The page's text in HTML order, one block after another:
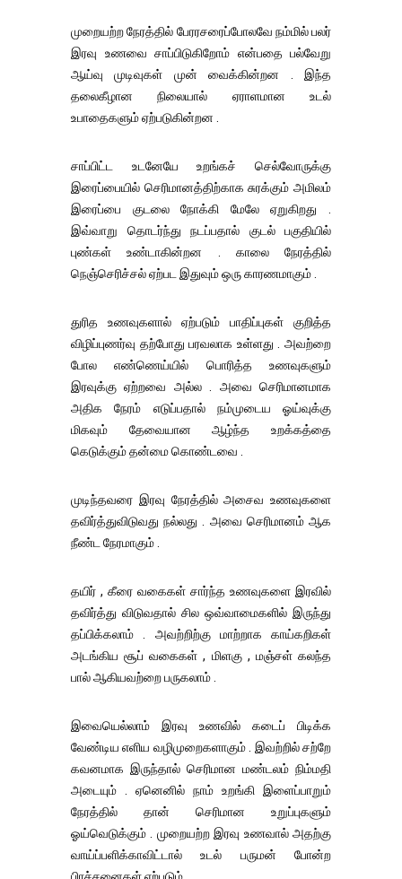
முறையற்ற நேரத்தில் பேரரசரைப்போலவே நம்மில் பலர்
இரவு உணவை சாப்பிடுகிறோம் என்பதை பல்வேறு
ஆய்வு முடிவுகள் முன் வைக்கின்றன . இந்த
தலைகீழான நிலையால் ஏராளமான உடல்
உபாதைகளும் ஏற்படுகின்றன .
சாப்பிட்ட உடனேயே உறங்கச் செல்வோருக்கு
இரைப்பையில் செரிமானத்திற்காக சுரக்கும் அமிலம்
இரைப்பை குடலை நோக்கி மேலே ஏறுகிறது .
இவ்வாறு தொடர்ந்து நடப்பதால் குடல் பகுதியில்
புண்கள் உண்டாகின்றன . காலை நேரத்தில்
நெஞ்செரிச்சல் ஏற்பட இதுவும் ஒரு காரணமாகும் .
துரித உணவுகளால் ஏற்படும் பாதிப்புகள் குறித்த
விழிப்புணர்வு தற்போது பரவலாக உள்ளது . அவற்றை
போல எண்ணெய்யில் பொரித்த உணவுகளும்
இரவுக்கு ஏற்றவை அல்ல . அவை செரிமானமாக
அதிக நேரம் எடுப்பதால் நம்முடைய ஓய்வுக்கு
மிகவும் தேவையான ஆழ்ந்த உறக்கத்தை
கெடுக்கும் தன்மை கொண்டவை .
முடிந்தவரை இரவு நேரத்தில் அசைவ உணவுகளை
தவிர்த்துவிடுவது நல்லது . அவை செரிமானம் ஆக
நீண்ட நேரமாகும் .
தயிர் , கீரை வகைகள் சார்ந்த உணவுகளை இரவில்
தவிர்த்து விடுவதால் சில ஒவ்வாமைகளில் இருந்து
தப்பிக்கலாம் . அவற்றிற்கு மாற்றாக காய்கறிகள்
அடங்கிய சூப் வகைகள் , மிளகு , மஞ்சள் கலந்த
பால் ஆகியவற்றை பருகலாம் .
இவையெல்லாம் இரவு உணவில் கடைப் பிடிக்க
வேண்டிய எளிய வழிமுறைகளாகும் . இவற்றில் சற்றே
கவனமாக இருந்தால் செரிமான மண்டலம் நிம்மதி
அடையும் . ஏனெனில் நாம் உறங்கி இளைப்பாறும்
நேரத்தில் தான் செரிமான உறுப்புகளும்
ஓய்வெடுக்கும் . முறையற்ற இரவு உணவால் அதற்கு
வாய்ப்பளிக்காவிட்டால் உடல் பருமன் போன்ற
பிரச்சனைகள் ஏற்படும் .